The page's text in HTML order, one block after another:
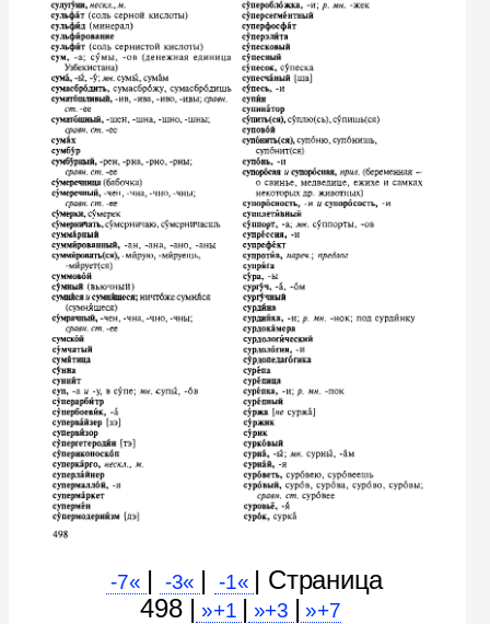
-7« | -3« | -1« | Cтраница
498 | »+1 | »+3 | »+7